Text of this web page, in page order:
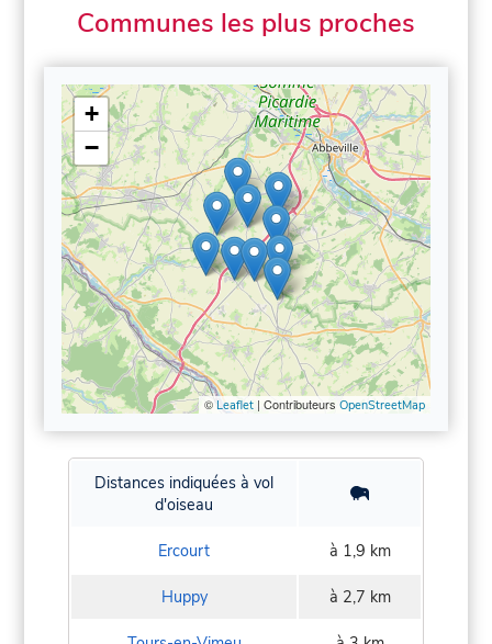
Communes les plus proches
+
−
© Leaflet| Contributeurs OpenStreetMap
Distances indiquées à vol
d'oiseau
Ercourt à 1,9 km
Huppy à 2,7 km